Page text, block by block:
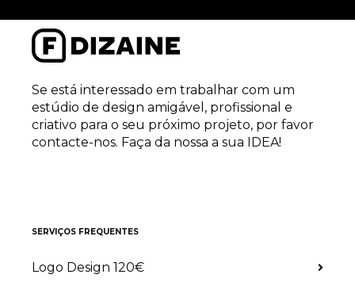
Se está interessado em trabalhar com um
estúdio de design amigável, profissional e
criativo para o seu próximo projeto, por favor
contacte-nos. Faça da nossa a sua IDEA!
SERVIÇOS FREQUENTES
Logo Design 120€